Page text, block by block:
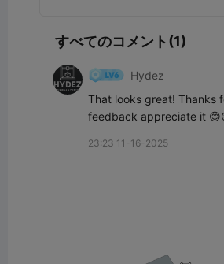
すべてのコメント(1)
Hydez
That looks great! Thanks
feedback appreciate it
23:23 11-16-2025